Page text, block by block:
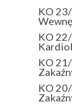
KO
KO
KO
KO